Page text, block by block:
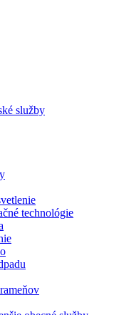
služby
technológie